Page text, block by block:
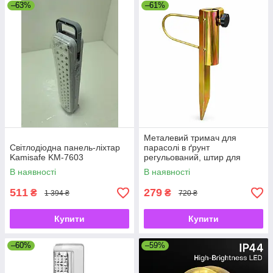
–63%
Світлодіодна панель-ліхтар
Kamisafe KM-7603
В наявності
511 ₴ 1 394 ₴
Купити
–61%
Металевий тримач для
парасолі в ґрунт
регульований, штир для
садової парасолі з
фіксатором
В наявності
279 ₴ 720 ₴
Купити
–60% –59%